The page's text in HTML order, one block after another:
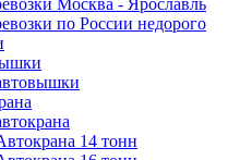
Москва - Ярославль
по России недорого
14 тонн